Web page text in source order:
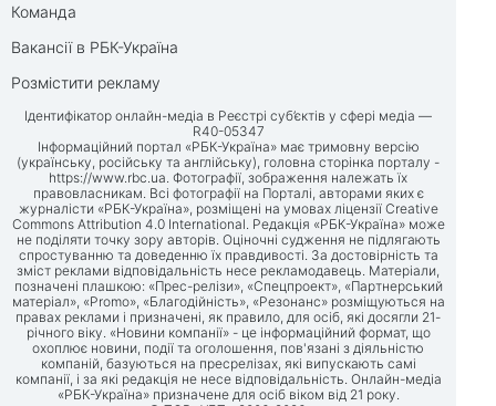
Команда
Вакансії в РБК-Україна
Розмістити рекламу
Ідентифікатор онлайн-медіа в Реєстрі суб’єктів у сфері медіа —
R40-05347
Інформаційний портал «РБК-Україна» має тримовну версію
(українську, російську та англійську), головна сторінка порталу -
https://www.rbc.ua. Фотографії, зображення належать їх
правовласникам. Всі фотографії на Порталі, авторами яких є
журналісти «РБК-Україна», розміщені на умовах ліцензії Creative
Commons Attribution 4.0 International. Редакція «РБК-Україна» може
не поділяти точку зору авторів. Оціночні судження не підлягають
спростуванню та доведенню їх правдивості. За достовірність та
зміст реклами відповідальність несе рекламодавець. Матеріали,
позначені плашкою: «Прес-релізи», «Спецпроект», «Партнерський
матеріал», «Promo», «Благодійність», «Резонанс» розміщуються на
правах реклами і призначені, як правило, для осіб, які досягли 21-
річного віку. «Новини компанії» - це інформаційний формат, що
охоплює новини, події та оголошення, пов'язані з діяльністю
компаній, базуються на пресрелізах, які випускають самі
компанії, і за які редакція не несе відповідальність. Онлайн-медіа
«РБК-Україна» призначене для осіб віком від 21 року.